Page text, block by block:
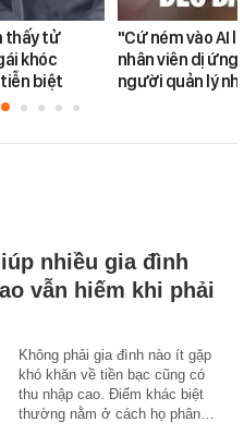
thấy tử
khóc
biệt
"Cứ ném vào AI
nhân viên dị ứng
người quản lý
nhiều gia đình
vẫn hiếm khi phải
Không phải gia đình nào ít gặp
khó khăn về tiền bạc cũng có
thu nhập cao. Điểm khác biệt
thường nằm ở cách họ phân…